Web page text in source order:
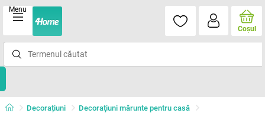
Menu
Coşul
Decorațiuni
Decoraţiuni mărunte pentru casă